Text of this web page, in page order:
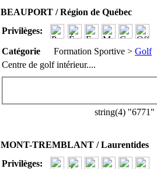
BEAUPORT / Région de Québec
Privilèges:
Catégorie Formation Sportive > Golf
Centre de golf intérieur....
string(4) "6771"
MONT-TREMBLANT / Laurentides
Privilèges: